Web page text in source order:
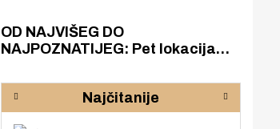
OD NAJVIŠEG DO
NAJPOZNATIJEG: Pet lokacija
rijeke Krke
Najčitanije